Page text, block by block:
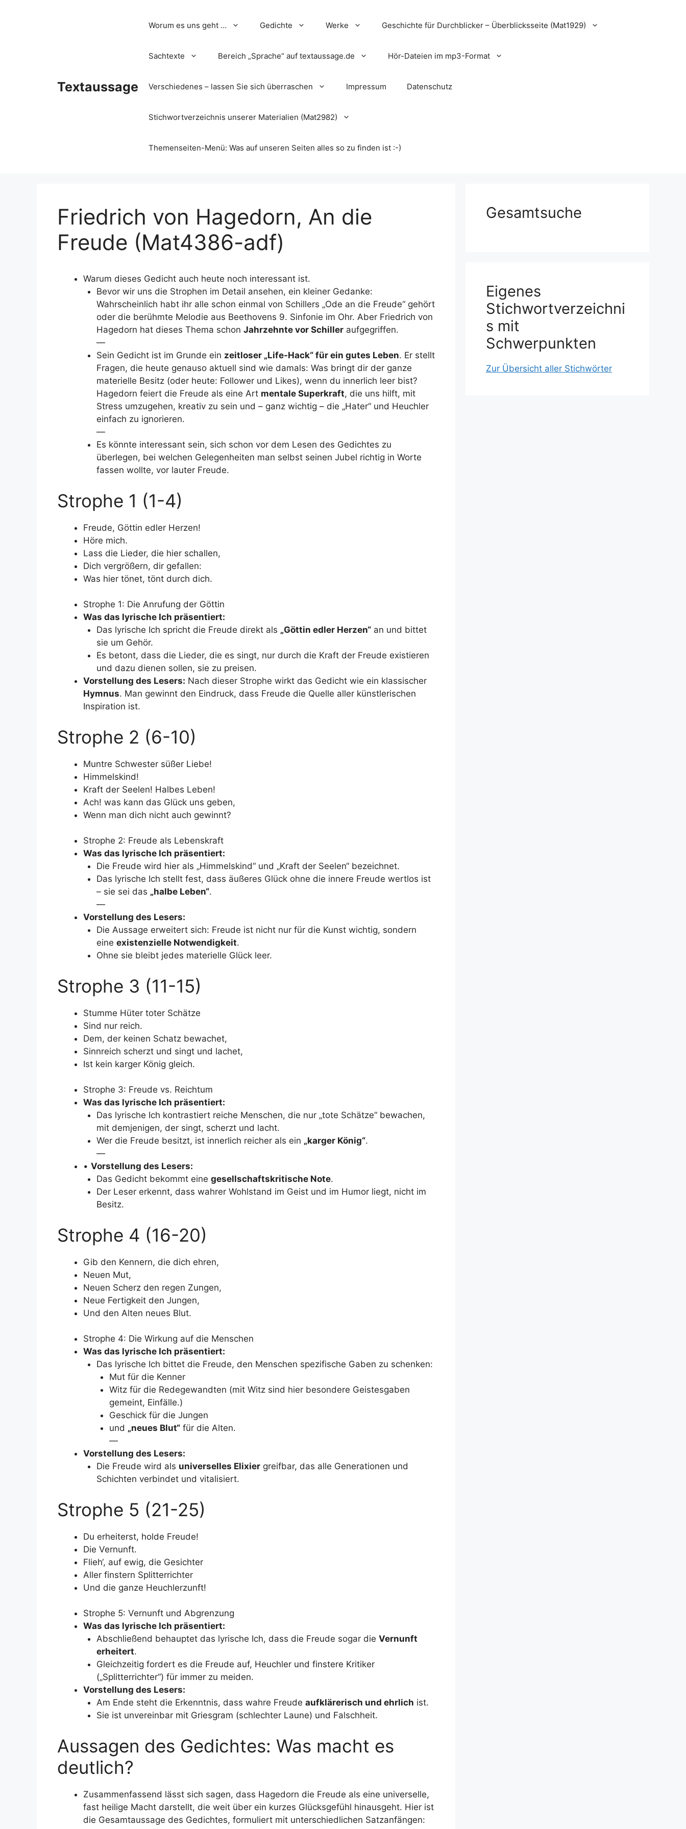
Textaussage
Worum es uns geht … Gedichte Werke Geschichte für Durchblicker – Überblicksseite (Mat1929)
Sachtexte Bereich „Sprache“ auf textaussage.de Hör-Dateien im mp3-Format
Verschiedenes – lassen Sie sich überraschen Impressum Datenschutz
Stichwortverzeichnis unserer Materialien (Mat2982)
Themenseiten-Menü: Was auf unseren Seiten alles so zu finden ist :-)
Friedrich von Hagedorn, An die
Freude (Mat4386-adf)
Warum dieses Gedicht auch heute noch interessant ist.
Bevor wir uns die Strophen im Detail ansehen, ein kleiner Gedanke:
Wahrscheinlich habt ihr alle schon einmal von Schillers „Ode an die Freude“ gehört
oder die berühmte Melodie aus Beethovens 9. Sinfonie im Ohr. Aber Friedrich von
Hagedorn hat dieses Thema schon Jahrzehnte vor Schilleraufgegriffen.
—
Sein Gedicht ist im Grunde ein zeitloser „Life-Hack“ für ein gutes Leben. Er stellt
Fragen, die heute genauso aktuell sind wie damals: Was bringt dir der ganze
materielle Besitz (oder heute: Follower und Likes), wenn du innerlich leer bist?
Hagedorn feiert die Freude als eine Art mentale Superkraft, die uns hilft, mit
Stress umzugehen, kreativ zu sein und – ganz wichtig – die „Hater“ und Heuchler
einfach zu ignorieren.
—
Es könnte interessant sein, sich schon vor dem Lesen des Gedichtes zu
überlegen, bei welchen Gelegenheiten man selbst seinen Jubel richtig in Worte
fassen wollte, vor lauter Freude.
Strophe 1 (1-4)
Freude, Göttin edler Herzen!
Höre mich.
Lass die Lieder, die hier schallen,
Dich vergrößern, dir gefallen:
Was hier tönet, tönt durch dich.
Strophe 1: Die Anrufung der Göttin
Was das lyrische Ich präsentiert:
Das lyrische Ich spricht die Freude direkt als „Göttin edler Herzen“an und bittet
sie um Gehör.
Es betont, dass die Lieder, die es singt, nur durch die Kraft der Freude existieren
und dazu dienen sollen, sie zu preisen.
Vorstellung des Lesers: Nach dieser Strophe wirkt das Gedicht wie ein klassischer
Hymnus. Man gewinnt den Eindruck, dass Freude die Quelle aller künstlerischen
Inspiration ist.
Strophe 2 (6-10)
Muntre Schwester süßer Liebe!
Himmelskind!
Kraft der Seelen! Halbes Leben!
Ach! was kann das Glück uns geben,
Wenn man dich nicht auch gewinnt?
Strophe 2: Freude als Lebenskraft
Was das lyrische Ich präsentiert:
Die Freude wird hier als „Himmelskind“ und „Kraft der Seelen“ bezeichnet.
Das lyrische Ich stellt fest, dass äußeres Glück ohne die innere Freude wertlos ist
– sie sei das „halbe Leben“.
—
Vorstellung des Lesers:
Die Aussage erweitert sich: Freude ist nicht nur für die Kunst wichtig, sondern
eine existenzielle Notwendigkeit.
Ohne sie bleibt jedes materielle Glück leer.
Strophe 3 (11-15)
Stumme Hüter toter Schätze
Sind nur reich.
Dem, der keinen Schatz bewachet,
Sinnreich scherzt und singt und lachet,
Ist kein karger König gleich.
Strophe 3: Freude vs. Reichtum
Was das lyrische Ich präsentiert:
Das lyrische Ich kontrastiert reiche Menschen, die nur „tote Schätze“ bewachen,
mit demjenigen, der singt, scherzt und lacht.
Wer die Freude besitzt, ist innerlich reicher als ein „karger König“.
—
• Vorstellung des Lesers:
Das Gedicht bekommt eine gesellschaftskritische Note.
Der Leser erkennt, dass wahrer Wohlstand im Geist und im Humor liegt, nicht im
Besitz.
Strophe 4 (16-20)
Gib den Kennern, die dich ehren,
Neuen Mut,
Neuen Scherz den regen Zungen,
Neue Fertigkeit den Jungen,
Und den Alten neues Blut.
Strophe 4: Die Wirkung auf die Menschen
Was das lyrische Ich präsentiert:
Das lyrische Ich bittet die Freude, den Menschen spezifische Gaben zu schenken:
Mut für die Kenner
Witz für die Redegewandten (mit Witz sind hier besondere Geistesgaben
gemeint, Einfälle.)
Geschick für die Jungen
und „neues Blut“ für die Alten.
—
Vorstellung des Lesers:
Die Freude wird als universelles Elixiergreifbar, das alle Generationen und
Schichten verbindet und vitalisiert.
Strophe 5 (21-25)
Du erheiterst, holde Freude!
Die Vernunft.
Flieh‘, auf ewig, die Gesichter
Aller finstern Splitterrichter
Und die ganze Heuchlerzunft!
Strophe 5: Vernunft und Abgrenzung
Was das lyrische Ich präsentiert:
Abschließend behauptet das lyrische Ich, dass die Freude sogar die Vernunft
erheitert.
Gleichzeitig fordert es die Freude auf, Heuchler und finstere Kritiker
(„Splitterrichter“) für immer zu meiden.
Vorstellung des Lesers:
Am Ende steht die Erkenntnis, dass wahre Freude aufklärerisch und ehrlich ist.
Sie ist unvereinbar mit Griesgram (schlechter Laune) und Falschheit.
Aussagen des Gedichtes: Was macht es
deutlich?
Zusammenfassend lässt sich sagen, dass Hagedorn die Freude als eine universelle,
fast heilige Macht darstellt, die weit über ein kurzes Glücksgefühl hinausgeht. Hier ist
die Gesamtaussage des Gedichtes, formuliert mit unterschiedlichen Satzanfängen:
Gesamtsuche
Eigenes
Stichwortverzeichni
s mit
Schwerpunkten
Zur Übersicht aller Stichwörter